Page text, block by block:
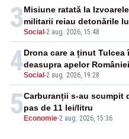
3Social -2 aug. 2026, 15:48
Misiune ratată la
militarii reiau detonările
4Social -2 aug. 2026, 19:28
Drona care a ținut
deasupra apelor
5 Economie-2 aug. 2026, 15:36
Carburanții s-au scumpit
pas de 11 lei/litru